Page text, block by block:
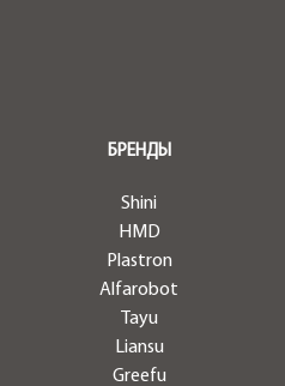
БРЕНДЫ
Shini
HMD
Plastron
Alfarobot
Tayu
Liansu
Greefu